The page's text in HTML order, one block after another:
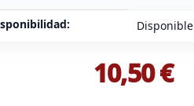
Disponible
10,50 €